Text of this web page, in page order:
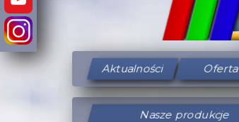
Aktualności Oferta
Nasze produkcje